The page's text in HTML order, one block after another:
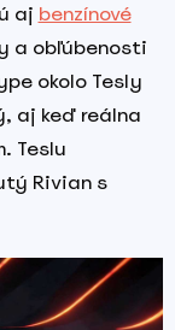
aj benzínové
a obľúbenosti
okolo Tesly
aj keď reálna
Teslu
Rivian s